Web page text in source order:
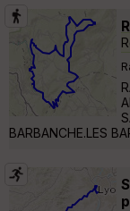
BARBANCHE.LES